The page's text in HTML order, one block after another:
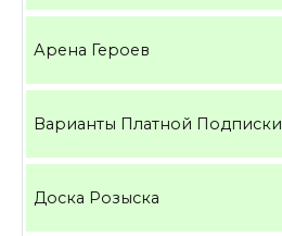
Арена Героев
Варианты Платной Подписки
Доска Розыска